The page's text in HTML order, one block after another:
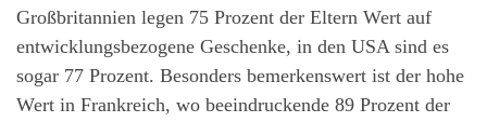
Großbritannien legen 75 Prozent der Eltern Wert auf
entwicklungsbezogene Geschenke, in den USA sind es
sogar 77 Prozent. Besonders bemerkenswert ist der hohe
Wert in Frankreich, wo beeindruckende 89 Prozent der